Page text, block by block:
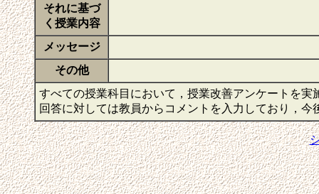
それに基づ
く授業内容
メッセージ
その他
すべての授業科目において，授業改善アンケートを
回答に対しては教員からコメントを入力しており，